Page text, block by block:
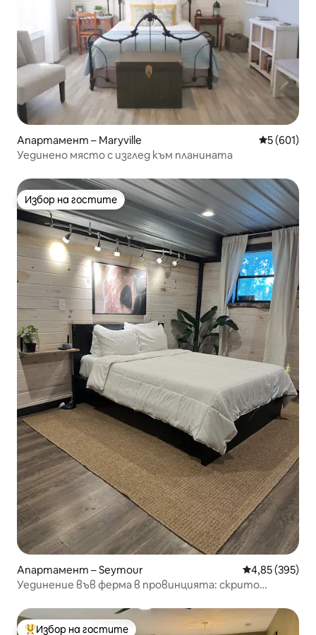
Апартамент – Maryville Средна
5 (601)
Уединено място с изглед към планината
Избор на гостите
Избор на гостите
Апартамент – Seymour Средна
4,85 (395)
Уединение във ферма в провинцията: скрито
Избор на гостите